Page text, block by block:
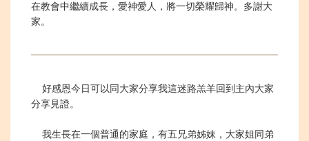
在教會中繼續成長，愛神愛人，將一切榮耀歸神。多謝大
家。
好感恩今日可以同大家分享我這迷路羔羊回到主內大家
分享見證。
我生長在一個普通的家庭，有五兄弟姊妹，大家姐同弟